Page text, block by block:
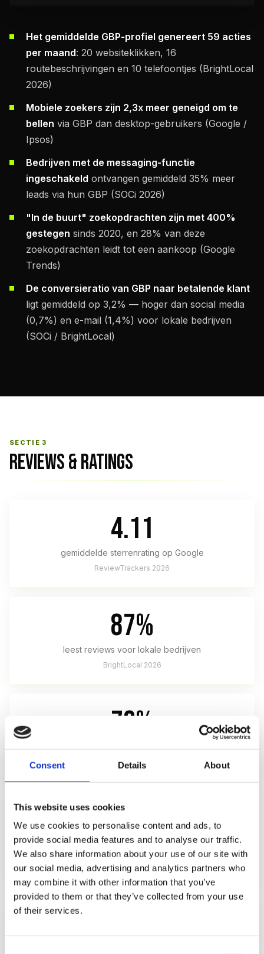
Consent Details About
This website uses cookies
We use cookies to personalise content and ads, to
provide social media features and to analyse our traffic.
We also share information about your use of our site with
our social media, advertising and analytics partners who
may combine it with other information that you’ve
provided to them or that they’ve collected from your use
of their services.
Het gemiddelde GBP-profiel genereert 59 acties
per maand: 20 websiteklikken, 16
routebeschrijvingen en 10 telefoontjes (BrightLocal
2026)
Mobiele zoekers zijn 2,3x meer geneigd om te
bellen via GBP dan desktop-gebruikers (Google /
Ipsos)
Bedrijven met de messaging-functie
ingeschakeld ontvangen gemiddeld 35% meer
leads via hun GBP (SOCi 2026)
"In de buurt" zoekopdrachten zijn met 400%
gestegen sinds 2020, en 28% van deze
zoekopdrachten leidt tot een aankoop (Google
Trends)
De conversieratio van GBP naar betalende klant
ligt gemiddeld op 3,2% — hoger dan social media
(0,7%) en e-mail (1,4%) voor lokale bedrijven
(SOCi / BrightLocal)
SECTIE 3
REVIEWS & RATINGS
4.11
gemiddelde sterrenrating op Google
ReviewTrackers 2026
87%
leest reviews voor lokale bedrijven
BrightLocal 2026
73%
BrightLocal 2026
40+
reviews nodig voor betrouwbare rating
BrightLocal 2026